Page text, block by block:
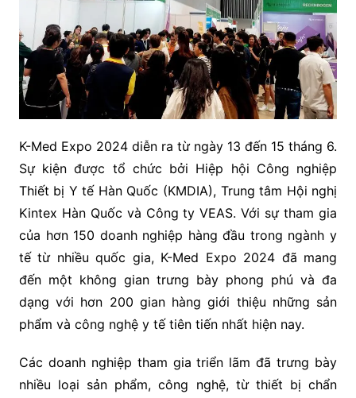
K-Med Expo 2024 diễn ra từ ngày 13 đến 15 tháng 6.
Sự kiện được tổ chức bởi Hiệp hội Công nghiệp
Thiết bị Y tế Hàn Quốc (KMDIA), Trung tâm Hội nghị
Kintex Hàn Quốc và Công ty VEAS. Với sự tham gia
của hơn 150 doanh nghiệp hàng đầu trong ngành y
tế từ nhiều quốc gia, K-Med Expo 2024 đã mang
đến một không gian trưng bày phong phú và đa
dạng với hơn 200 gian hàng giới thiệu những sản
phẩm và công nghệ y tế tiên tiến nhất hiện nay.
Các doanh nghiệp tham gia triển lãm đã trưng bày
nhiều loại sản phẩm, công nghệ, từ thiết bị chẩn